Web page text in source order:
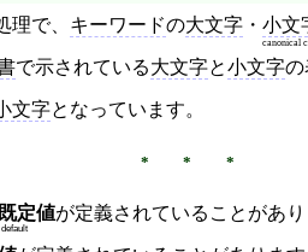
理で、 キーワードの大文字 ・ 小文
canonical
で示されている大文字と小文字の
文字となっています。
定値が定義されていることがあ